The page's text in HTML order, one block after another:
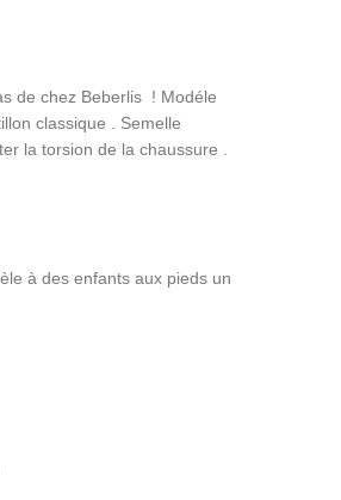
de chez Beberlis ! Modéle
classique . Semelle
la torsion de la chaussure .
à des enfants aux pieds un